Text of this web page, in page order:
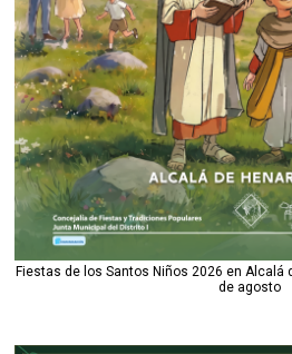
Fiestas de los Santos Niños 2026 en Alcalá
de agosto